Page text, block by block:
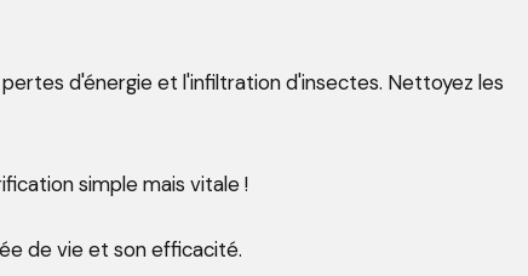
d'énergie et l'infiltration d'insectes. Nettoyez les
simple mais vitale !
de vie et son efficacité.